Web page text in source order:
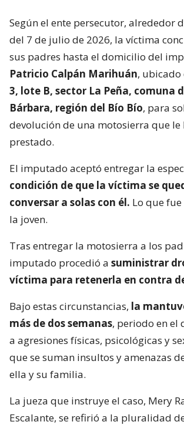
Según el ente persecutor, alrededor
del 7 de julio de 2026, la víctima
sus padres hasta el domicilio del
Patricio Calpán Marihuán, ubicado
3, lote B, sector La Peña, comuna
Bárbara, región del Bío Bío, para
devolución de una motosierra que le
prestado.
El imputado aceptó entregar la
condición de que la víctima se
conversar a solas con él. Lo que
la joven.
Tras entregar la motosierra a los
imputado procedió a suministrar
víctima para retenerla en contra
Bajo estas circunstancias, la
más de dos semanas, periodo en el
a agresiones físicas, psicológicas y
que se suman insultos y amenazas
ella y su familia.
La jueza que instruye el caso, Mery
Escalante, se refirió a la pluralidad